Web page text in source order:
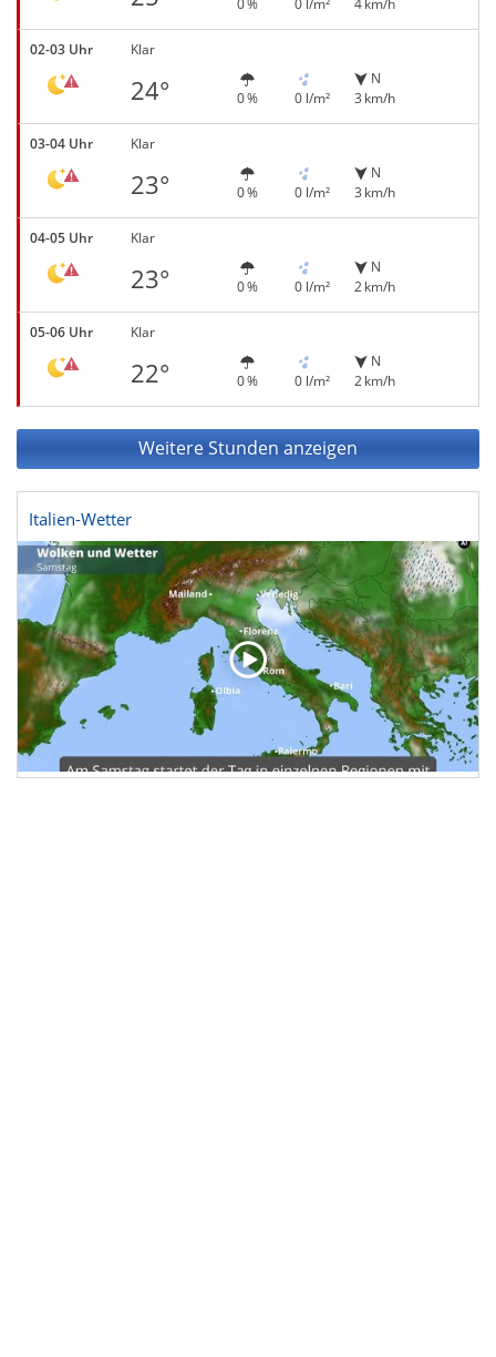
02-03 Uhr Klar
24° 0 % 0 l/m²
N
3 km/h
03-04 Uhr Klar
23° 0 % 0 l/m²
N
3 km/h
04-05 Uhr Klar
23° 0 % 0 l/m²
N
2 km/h
05-06 Uhr Klar
22° 0 % 0 l/m²
N
2 km/h
Weitere Stunden anzeigen
Italien-Wetter